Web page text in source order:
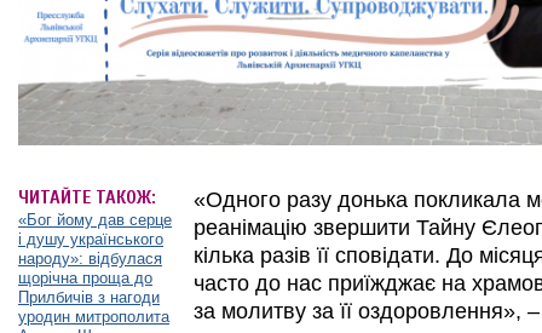
ЧИТАЙТЕ ТАКОЖ:
«Бог йому дав серце
і душу українського
народу»: відбулася
щорічна проща до
Прилбичів з нагоди
уродин митрополита
«Одного разу донька покликала
реанімацію звершити Тайну
кілька разів її сповідати. До
часто до нас приїжджає на
за молитву за її оздоровлення»,